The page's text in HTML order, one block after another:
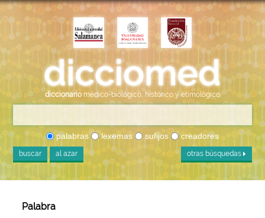
diccionario médico-biológico, histórico y etimológico
palabras lexemas sufijos creadores
buscar al azar otras búsquedas
Palabra